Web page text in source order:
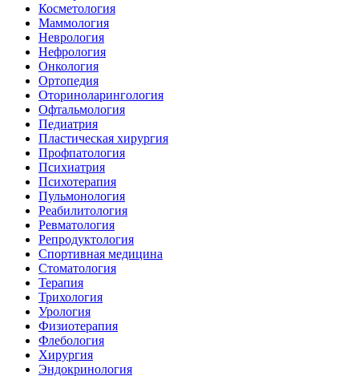
Косметология
Маммология
Неврология
Нефрология
Онкология
Ортопедия
Оториноларингология
Офтальмология
Педиатрия
Пластическая хирургия
Профпатология
Психиатрия
Психотерапия
Пульмонология
Реабилитология
Ревматология
Репродуктология
Спортивная медицина
Стоматология
Терапия
Трихология
Урология
Физиотерапия
Флебология
Хирургия
Эндокринология